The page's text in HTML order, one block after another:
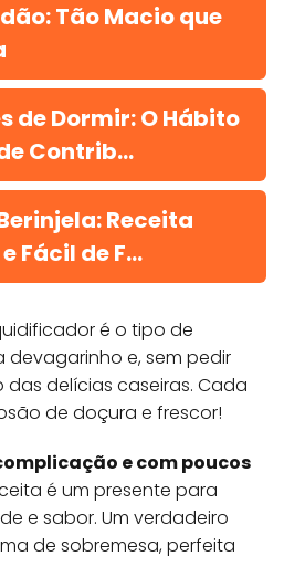
Tão Macio que
de Dormir: O Hábito
Contrib...
Receita
Fácil de F...
é o tipo de
e, sem pedir
delícias caseiras. Cada
de doçura e frescor!
e com poucos
é um presente para
e sabor. Um verdadeiro
de sobremesa, perfeita